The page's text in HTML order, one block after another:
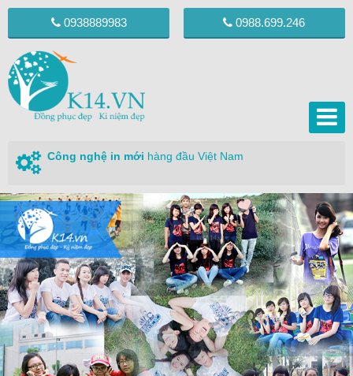
0938889983 0988.699.246
Công nghệ in mới hàng đầu Việt Nam